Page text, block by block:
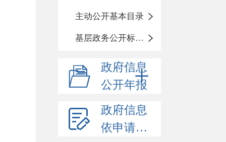
主动公开基本目录
基层政务公开标准化目录
政府信息
公开年报
政府信息
依申请公开